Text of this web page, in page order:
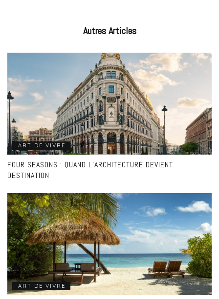
AutresArticles
ART DE VIVRE
FOUR SEASONS : QUAND L’ARCHITECTURE DEVIENT
DESTINATION
ART DE VIVRE